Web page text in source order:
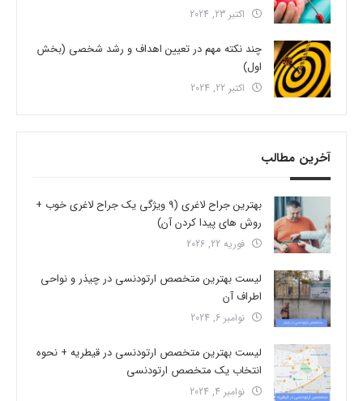
اکتبر 23, 2024
چند نکته مهم در تعیین اهداف و رشد شخصی (بخش
اول)
اکتبر 22, 2024
آخرین مطالب
بهترین جراح لاغری (9 ویژگی یک جراح لاغری خوب +
روش های پیدا کردن آن)
فوریه 22, 2026
لیست بهترین متخصص ارتودنسی در چیذر و نواحی
اطراف آن
نوامبر 6, 2024
لیست بهترین متخصص ارتودنسی در قیطریه + نحوه
انتخاب یک متخصص ارتودنسی
نوامبر 4, 2024